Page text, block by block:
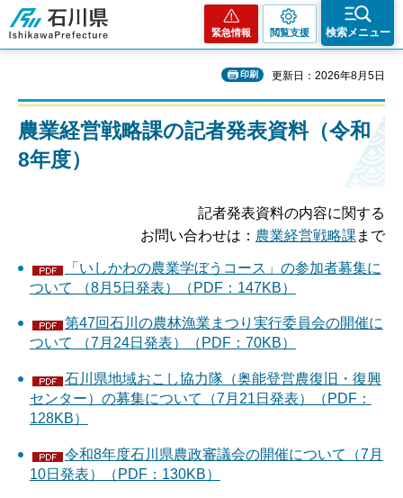
石川県
緊急情報 閲覧支援 検索メニュー
印刷 更新日：2026年8月5日
農業経営戦略課の記者発表資料（令和
8年度）
記者発表資料の内容に関する
お問い合わせは： 農業経営戦略課 まで
「いしかわの農業学ぼうコース」の参加者募集に
ついて （8月5日発表）（PDF：147KB）
第47回石川の農林漁業まつり実行委員会の開催に
ついて （7月24日発表）（PDF：70KB）
石川県地域おこし協力隊（奥能登営農復旧・復興
センター）の募集について（7月21日発表）（PDF：
128KB）
令和8年度石川県農政審議会の開催について（7月
10日発表）（PDF：130KB）